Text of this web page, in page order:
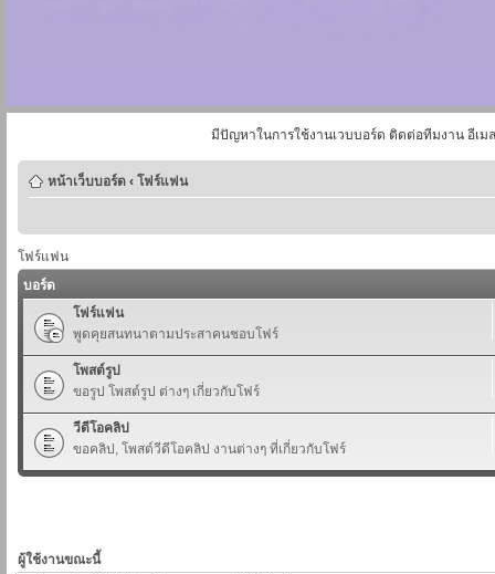
มีปัญหาในการใช้งานเวบบอร์ด ติดต่อทีมงาน อีเม
หน้าเว็บบอร์ด ‹ โฟร์แฟน
โฟร์แฟน
บอร์ด
โฟร์แฟน
พูดคุยสนทนาตามประสาคนชอบโฟร์
โพสต์รูป
ขอรูป โพสต์รูป ต่างๆ เกี่ยวกับโฟร์
วีดีโอคลิป
ขอคลิป, โพสต์วีดีโอคลิป งานต่างๆ ที่เกี่ยวกับโฟร์
ผู้ใช้งานขณะนี้